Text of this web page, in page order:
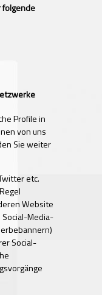
folgende
Profile in
von uns
Sie weiter
etc.
Website
Media-
Social-